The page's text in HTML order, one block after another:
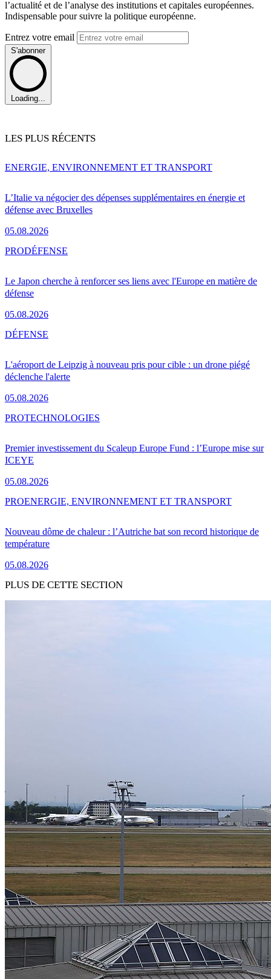
l’actualité et de l’analyse des institutions et capitales européennes.
Indispensable pour suivre la politique européenne.
Entrez votre email
S'abonner
Loading...
LES PLUS RÉCENTS
L’Italie va négocier des dépenses supplémentaires en énergie et
défense avec Bruxelles
05.08.2026
ENERGIE, ENVIRONNEMENT ET TRANSPORT
Le Japon cherche à renforcer ses liens avec l'Europe en matière de
défense
05.08.2026
PRODÉFENSE
L'aéroport de Leipzig à nouveau pris pour cible : un drone piégé
déclenche l'alerte
05.08.2026
DÉFENSE
Premier investissement du Scaleup Europe Fund : l’Europe mise sur
ICEYE
05.08.2026
PROTECHNOLOGIES
Nouveau dôme de chaleur : l’Autriche bat son record historique de
température
05.08.2026
PROENERGIE, ENVIRONNEMENT ET TRANSPORT
PLUS DE CETTE SECTION